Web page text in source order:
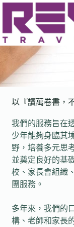
以『讀萬卷書，
我們的服務旨在
少年能夠身臨其
野，培養多元思
並奠定良好的基
校、家長會組織
團服務。
多年來，我們的
構、老師和家長